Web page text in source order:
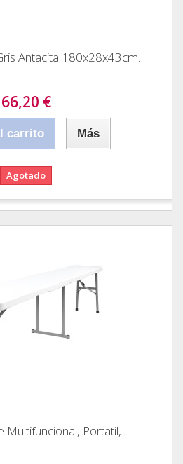
Antacita 180x28x43cm.
66,20 €
carrito Más
Agotado
Portatil,...